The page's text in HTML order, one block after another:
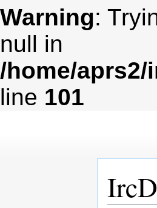
Warning:
null in
/home/
line 101